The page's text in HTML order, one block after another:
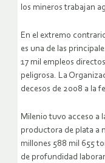
los mineros trabajan
En el extremo
es una de las
17 mil empleos
peligrosa. La
decesos de 2008 a la
Milenio tuvo acceso a
productora de plata a
millones 588 mil 655
de profundidad